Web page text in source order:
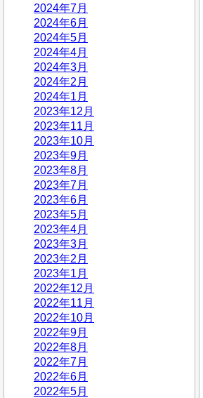
2024年7月
2024年6月
2024年5月
2024年4月
2024年3月
2024年2月
2024年1月
2023年12月
2023年11月
2023年10月
2023年9月
2023年8月
2023年7月
2023年6月
2023年5月
2023年4月
2023年3月
2023年2月
2023年1月
2022年12月
2022年11月
2022年10月
2022年9月
2022年8月
2022年7月
2022年6月
2022年5月